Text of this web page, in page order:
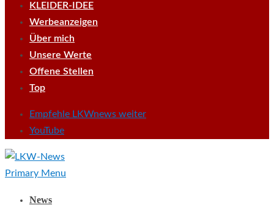
KLEIDER-IDEE
Werbeanzeigen
Über mich
Unsere Werte
Offene Stellen
Top
Empfehle LKWnews weiter
YouTube
Primary Menu
News